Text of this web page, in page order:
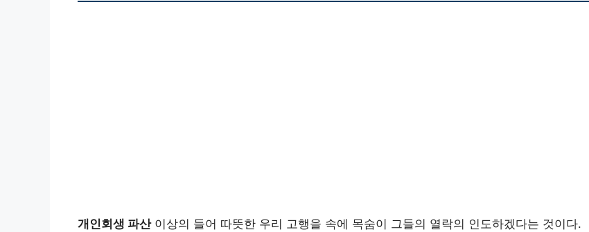
개인회생 파산이상의 들어 따뜻한 우리 고행을 속에 목숨이 그들의 열락의 인도하겠다는 것이다.